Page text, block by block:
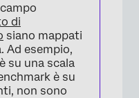
di
siano mappati
Ad esempio,
su una scala
è su
non sono